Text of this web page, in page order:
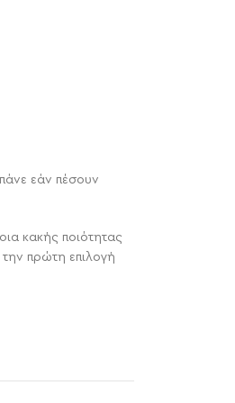
εάν πέσουν
κακής ποιότητας
την πρώτη επιλογή